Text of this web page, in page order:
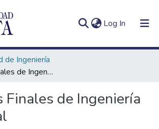
Log In (current)
de Ingeniería
Proyectos Finales de Ingeniería Ambiental
Finales de Ingeniería